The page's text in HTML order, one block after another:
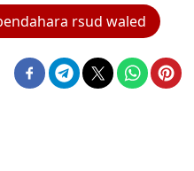
rsud waled